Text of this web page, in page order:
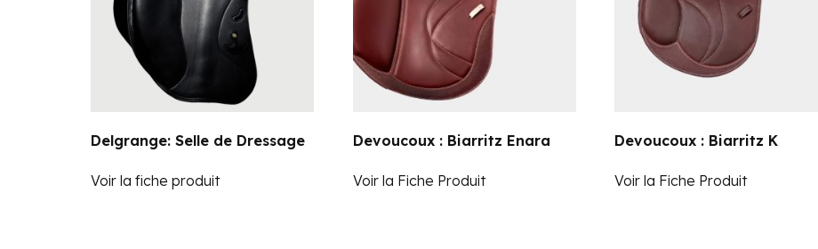
Delgrange: Selle de Dressage
Voir la fiche produit
Devoucoux : Biarritz Enara
Voir la Fiche Produit
Devoucoux : Biarritz K
Voir la Fiche Produit